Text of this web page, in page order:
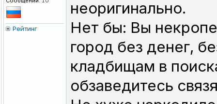
Рейтинг
неоригинально.
Нет бы: Вы
город без денег,
кладбищам в
обзаведитесь